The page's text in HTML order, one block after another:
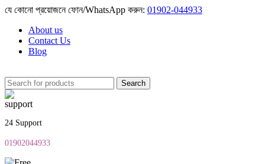
যে কোনো প্রয়োজনে ফোন/WhatsApp করুন: 01902-044933
About us
Contact Us
Blog
Search
24 Support
01902044933